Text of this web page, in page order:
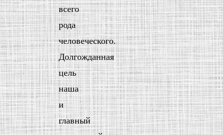
всего
рода
человеческого.
Долгожданная
цель
наша
и
главный